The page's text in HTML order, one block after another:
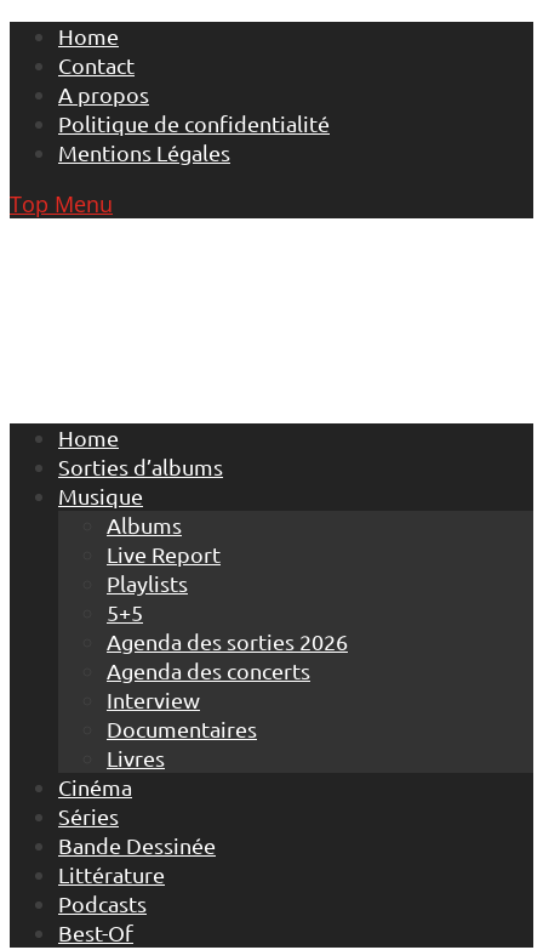
Skip
content
Home
Contact
A propos
Politique de confidentialité
Mentions Légales
Top Menu
Home
Sorties d’albums
Musique
Albums
Live Report
Playlists
5+5
Agenda des sorties 2026
Agenda des concerts
Interview
Documentaires
Livres
Cinéma
Séries
Bande Dessinée
Littérature
Podcasts
Best-Of